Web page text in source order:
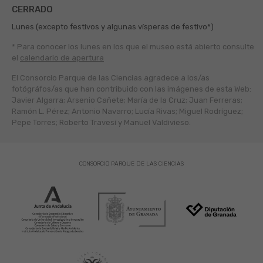
CERRADO
Lunes (excepto festivos y algunas vísperas de festivo*)
* Para conocer los lunes en los que el museo está abierto consulte
el calendario de apertura
El Consorcio Parque de las Ciencias agradece a los/as
fotógráfos/as que han contribuido con las imágenes de esta Web:
Javier Algarra; Arsenio Cañete; María de la Cruz; Juan Ferreras;
Ramón L. Pérez; Antonio Navarro; Lucía Rivas; Miguel Rodríguez;
Pepe Torres; Roberto Travesí y Manuel Valdivieso.
CONSORCIO PARQUE DE LAS CIENCIAS